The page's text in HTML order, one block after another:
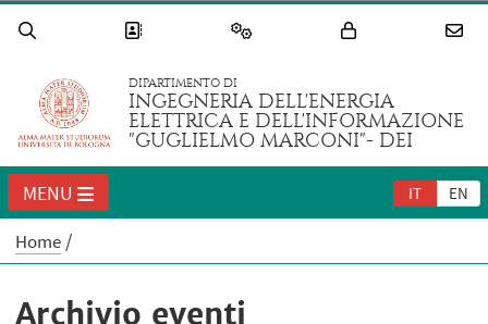
DIPARTIMENTO DI
INGEGNERIA DELL'ENERGIA
ELETTRICA E DELL'INFORMAZIONE
"GUGLIELMO MARCONI"- DEI
IT EN
MENU
Home
Archivio eventi